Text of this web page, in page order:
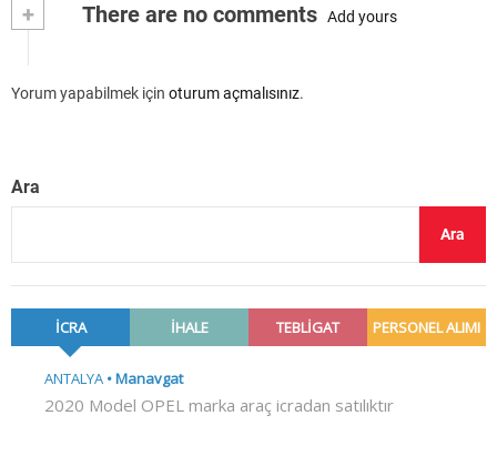
+ There are no comments Add yours
Yorum yapabilmek için oturum açmalısınız.
Ara
Ara